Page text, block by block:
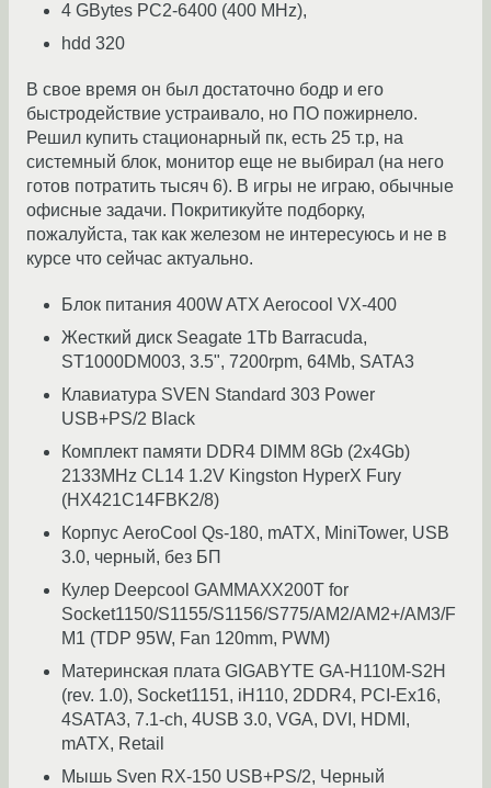
4 GBytes PC2-6400 (400 MHz),
hdd 320
В свое время он был достаточно бодр и его
быстродействие устраивало, но ПО пожирнело.
Решил купить стационарный пк, есть 25 т.р, на
системный блок, монитор еще не выбирал (на него
готов потратить тысяч 6). В игры не играю, обычные
офисные задачи. Покритикуйте подборку,
пожалуйста, так как железом не интересуюсь и не в
курсе что сейчас актуально.
Блок питания 400W ATX Aerocool VX-400
Жесткий диск Seagate 1Tb Barracuda,
ST1000DM003, 3.5", 7200rpm, 64Mb, SATA3
Клавиатура SVEN Standard 303 Power
USB+PS/2 Black
Комплект памяти DDR4 DIMM 8Gb (2x4Gb)
2133MHz CL14 1.2V Kingston HyperX Fury
(HX421C14FBK2/8)
Корпус AeroCool Qs-180, mATX, MiniTower, USB
3.0, черный, без БП
Кулер Deepcool GAMMAXX200T for
Socket1150/S1155/S1156/S775/AM2/AM2+/AM3/F
M1 (TDP 95W, Fan 120mm, PWM)
Материнская плата GIGABYTE GA-H110M-S2H
(rev. 1.0), Socket1151, iH110, 2DDR4, PCI-Ex16,
4SATA3, 7.1-ch, 4USB 3.0, VGA, DVI, HDMI,
mATX, Retail
Мышь Sven RX-150 USB+PS/2, Черный